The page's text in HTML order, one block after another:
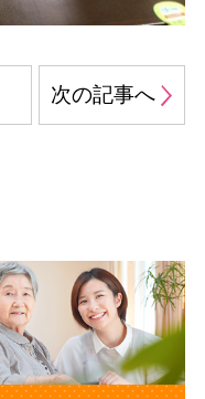
次の記事へ